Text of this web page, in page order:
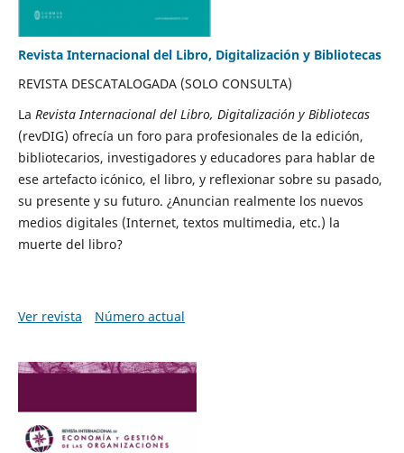
Revista Internacional del Libro, Digitalización y Bibliotecas
REVISTA DESCATALOGADA (SOLO CONSULTA)
La Revista Internacional del Libro, Digitalización y Bibliotecas
(revDIG) ofrecía un foro para profesionales de la edición,
bibliotecarios, investigadores y educadores para hablar de
ese artefacto icónico, el libro, y reflexionar sobre su pasado,
su presente y su futuro. ¿Anuncian realmente los nuevos
medios digitales (Internet, textos multimedia, etc.) la
muerte del libro?
Ver revista Número actual